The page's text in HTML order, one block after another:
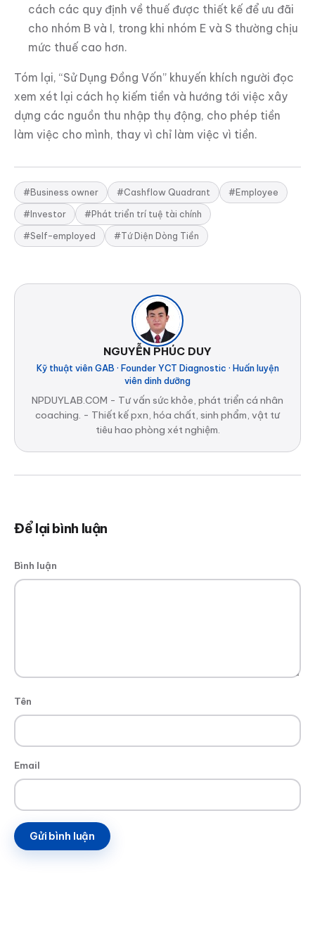
cách các quy định về thuế được thiết kế để ưu đãi
cho nhóm B và I, trong khi nhóm E và S thường chịu
mức thuế cao hơn.
Tóm lại, “Sử Dụng Đồng Vốn” khuyến khích người đọc
xem xét lại cách họ kiếm tiền và hướng tới việc xây
dựng các nguồn thu nhập thụ động, cho phép tiền
làm việc cho mình, thay vì chỉ làm việc vì tiền.
#Business owner #Cashflow Quadrant #Employee
#Investor #Phát triển trí tuệ tài chính
#Self-employed #Tứ Diện Dòng Tiền
NGUYỄN PHÚC DUY
Kỹ thuật viên GAB · Founder YCT Diagnostic · Huấn luyện
viên dinh dưỡng
NPDUYLAB.COM - Tư vấn sức khỏe, phát triển cá nhân
coaching. - Thiết kế pxn, hóa chất, sinh phẩm, vật tư
tiêu hao phòng xét nghiệm.
Để lại bình luận
Bình luận
Tên
Email